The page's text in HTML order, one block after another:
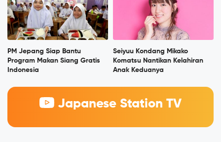
PM Jepang Siap Bantu
Program Makan Siang Gratis
Indonesia
Seiyuu Kondang Mikako
Komatsu Nantikan Kelahiran
Anak Keduanya
Japanese Station TV